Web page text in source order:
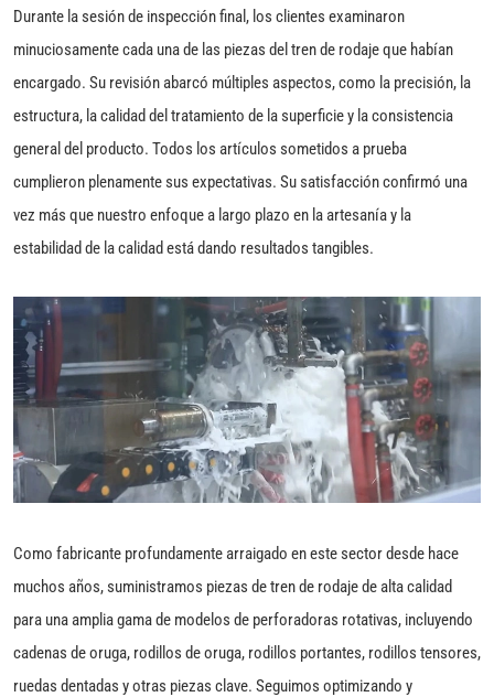
Durante la sesión de inspección final, los clientes examinaron
minuciosamente cada una de las piezas del tren de rodaje que habían
encargado. Su revisión abarcó múltiples aspectos, como la precisión, la
estructura, la calidad del tratamiento de la superficie y la consistencia
general del producto. Todos los artículos sometidos a prueba
cumplieron plenamente sus expectativas. Su satisfacción confirmó una
vez más que nuestro enfoque a largo plazo en la artesanía y la
estabilidad de la calidad está dando resultados tangibles.
Como fabricante profundamente arraigado en este sector desde hace
muchos años, suministramos piezas de tren de rodaje de alta calidad
para una amplia gama de modelos de perforadoras rotativas, incluyendo
cadenas de oruga, rodillos de oruga, rodillos portantes, rodillos tensores,
ruedas dentadas y otras piezas clave. Seguimos optimizando y